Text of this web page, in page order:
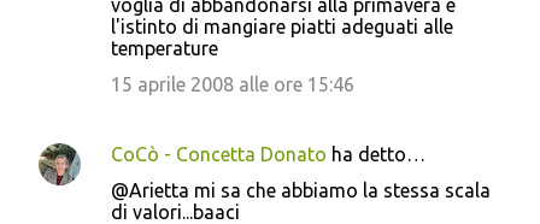
voglia di abbandonarsi alla primavera e
l'istinto di mangiare piatti adeguati alle
temperature
15 aprile 2008 alle ore 15:46
CoCò - Concetta Donato ha detto…
@Arietta mi sa che abbiamo la stessa scala
di valori...baaci